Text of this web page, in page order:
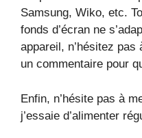
Samsung, Wiko, etc.
fonds d’écran ne
appareil, n’hésitez
un commentaire pour
Enfin, n’hésite pas à
j’essaie d’alimenter